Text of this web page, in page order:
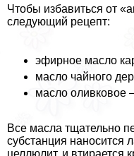
Чтобы избавиться от
следующий рецепт:
эфирное масло
масло чайного
масло оливковое
Все масла тщательно
субстанция наносится
целлюлит, и втирается